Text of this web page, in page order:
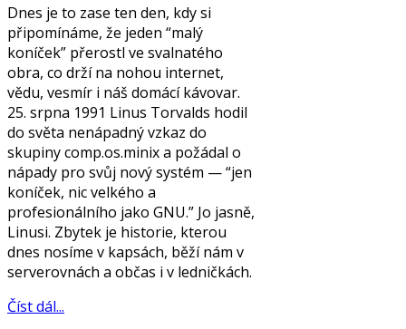
Dnes je to zase ten den, kdy si
připomínáme, že jeden “malý
koníček” přerostl ve svalnatého
obra, co drží na nohou internet,
vědu, vesmír i náš domácí kávovar.
25. srpna 1991 Linus Torvalds hodil
do světa nenápadný vzkaz do
skupiny comp.os.minix a požádal o
nápady pro svůj nový systém — “jen
koníček, nic velkého a
profesionálního jako GNU.” Jo jasně,
Linusi. Zbytek je historie, kterou
dnes nosíme v kapsách, běží nám v
serverovnách a občas i v ledničkách.
Číst dál...